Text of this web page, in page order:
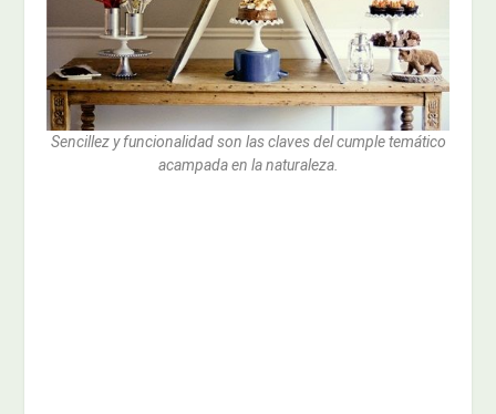
Sencillez y funcionalidad son las claves del cumple temático
acampada en la naturaleza.